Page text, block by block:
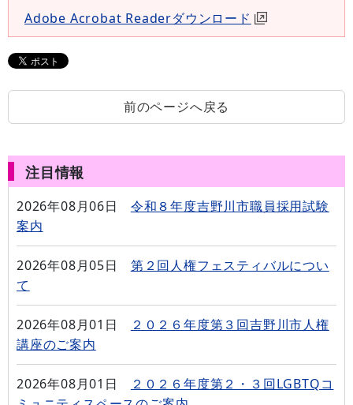
Adobe Acrobat Readerダウンロード
前のページへ戻る
注目情報
2026年08月06日
令和８年度吉野川市職員採用試験
案内
2026年08月05日
第２回人権フェスティバルについ
て
2026年08月01日
２０２６年度第３回吉野川市人権
講座のご案内
2026年08月01日
２０２６年度第２・３回LGBTQコ